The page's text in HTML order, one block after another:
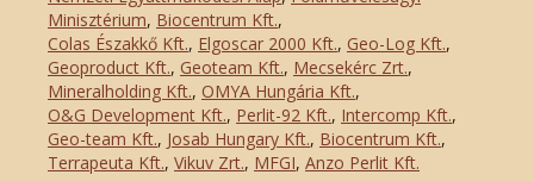
Minisztérium, Biocentrum Kft.,
Colas Északkő Kft., Elgoscar 2000 Kft., Geo-Log Kft.,
Geoproduct Kft., Geoteam Kft., Mecsekérc Zrt.,
Mineralholding Kft., OMYA Hungária Kft.,
O&G Development Kft., Perlit-92 Kft., Intercomp Kft.,
Geo-team Kft., Josab Hungary Kft., Biocentrum Kft.,
Terrapeuta Kft., Vikuv Zrt., MFGI, Anzo Perlit Kft.